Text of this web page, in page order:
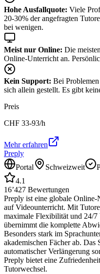
Hohe Ausfallquote: Viele
20-30% der angefragten
bei wenigen.
Meist nur Online: Die
Online-Unterricht an.
Kein Support: Bei
sich allein gestellt. Es gibt
Preis
CHF 33-93/h
Mehr erfahren
Preply
Portal
Schweizweit
4.1
16’427 Bewertungen
Preply ist eine globale
auf Videounterricht. Mit
maximale Flexibilität und 24/
übernimmt die komplette
Besonders stark im
akademischen Fächer ab. Das
automatischer Verlängerung
Preply bietet eine
Tutorwechsel.